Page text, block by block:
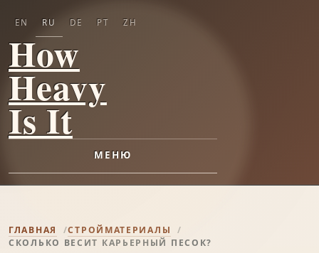
How
Heavy
Is It
МЕНЮ
EN RU DE PT ZH
ГЛАВНАЯ
СТРОЙМАТЕРИАЛЫ
СКОЛЬКО ВЕСИТ КАРЬЕРНЫЙ ПЕСОК?